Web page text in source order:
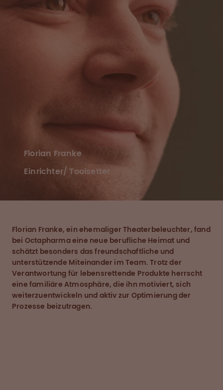
Florian Franke
Einrichter/ Toolsetter
Florian Franke, ein ehemaliger Theaterbeleuchter, fand
bei Octapharma eine neue berufliche Heimat und
schätzt besonders das freundschaftliche und
unterstützende Miteinander im Team. Trotz der
Verantwortung für lebensrettende Produkte herrscht
eine familiäre Atmosphäre, die ihn motiviert, sich
weiterzuentwickeln und aktiv zur Optimierung der
Prozesse beizutragen.